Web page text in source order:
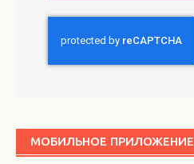
МОБИЛЬНОЕ ПРИЛОЖЕНИЕ